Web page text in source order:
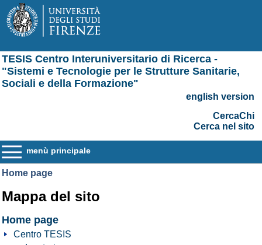
TESIS Centro Interuniversitario di Ricerca -
"Sistemi e Tecnologie per le Strutture Sanitarie,
Sociali e della Formazione"
english version
CercaChi
Cerca nel sito
menù principale
Home page
Mappa del sito
Home page
Centro TESIS